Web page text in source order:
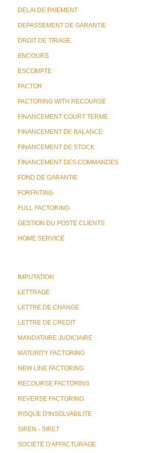
DELAI DE PAIEMENT
DEPASSEMENT DE GARANTIE
DROIT DE TIRAGE
ENCOURS
ESCOMPTE
FACTOR
FACTORING WITH RECOURSE
FINANCEMENT COURT TERME
FINANCEMENT DE BALANCE
FINANCEMENT DE STOCK
FINANCEMENT DES COMMANDES
FOND DE GARANTIE
FORFAITING
FULL FACTORING
GESTION DU POSTE CLIENTS
HOME SERVICE
IMPUTATION
LETTRAGE
LETTRE DE CHANGE
LETTRE DE CREDIT
MANDATAIRE JUDICIAIRE
MATURITY FACTORING
NEW LINE FACTORING
RECOURSE FACTORING
REVERSE FACTORING
RISQUE D'INSOLVABILITE
SIREN - SIRET
SOCIETE D'AFFACTURAGE